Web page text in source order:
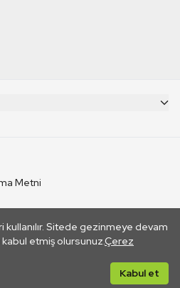
Sitede gezinmeye devam
kabul etmiş olursunuz.Çerez
Kabul et
Metni
Bağlantı yoluyla gidilen dış